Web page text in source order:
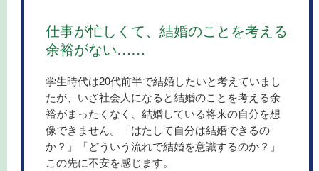
仕事が忙しくて、結婚のことを考える
余裕がない……
学生時代は20代前半で結婚したいと考えていまし
たが、いざ社会人になると結婚のことを考える余
裕がまったくなく、結婚している将来の自分を想
像できません。「はたして自分は結婚できるの
か？」「どういう流れで結婚を意識するのか？」
この先に不安を感じます。